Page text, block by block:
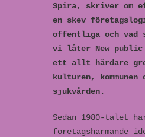
Spira, skriver om
en skev
offentliga och vad
vi låter New public
ett allt hårdare
kulturen, kommunen
sjukvården.
Sedan 1980-talet
företagshärmande